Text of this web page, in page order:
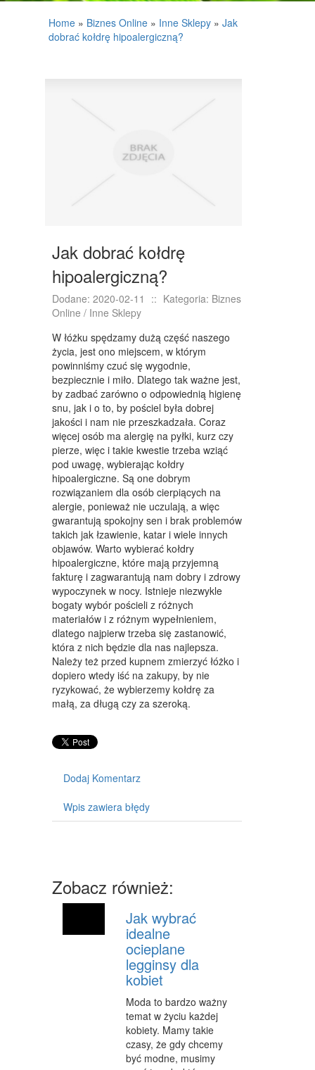
MATERIAŁY BUDOWLANE
NIERUCHOMOŚCI, DZIAŁKI
KURSY JĘZYKOWE
KURSY I SZKOLENIA
TŁUMACZENIA
BIZNES ONLINE
BIŻUTERIA
DLA DZIECI
MEBLE
WYPOSAŻENIE WNĘTRZ
WYPOSAŻENIE ŁAZIENKI
ODZIEŻ
SPORT
ELEKTRONIKA, RTV, AGD
ART. DLA ZWIERZĄT
OGRÓD, ROŚLINY
CHEMIA
ART. SPOŻYWCZE
MATERIAŁY EKSPLOATACYJNE
INNE SKLEPY
PRZEMYSŁ METALOWY
CZĘŚCI SAMOCHODOWE
WYNAJEM
USŁUGI MOTORYZACYJNE
SALONY, KOMISY
PUBLIC RELATIONS
AGENCJE REKLAMOWE
MATERIAŁY REKLAMOWE
Home » Biznes Online » Inne Sklepy » Jak
dobrać kołdrę hipoalergiczną?
Jak dobrać kołdrę
hipoalergiczną?
Dodane: 2020-02-11 :: Kategoria: Biznes
Online / Inne Sklepy
W łóżku spędzamy dużą część naszego
życia, jest ono miejscem, w którym
powinniśmy czuć się wygodnie,
bezpiecznie i miło. Dlatego tak ważne jest,
by zadbać zarówno o odpowiednią higienę
snu, jak i o to, by pościel była dobrej
jakości i nam nie przeszkadzała. Coraz
więcej osób ma alergię na pyłki, kurz czy
pierze, więc i takie kwestie trzeba wziąć
pod uwagę, wybierając kołdry
hipoalergiczne. Są one dobrym
rozwiązaniem dla osób cierpiących na
alergie, ponieważ nie uczulają, a więc
gwarantują spokojny sen i brak problemów
takich jak łzawienie, katar i wiele innych
objawów. Warto wybierać kołdry
hipoalergiczne, które mają przyjemną
fakturę i zagwarantują nam dobry i zdrowy
wypoczynek w nocy. Istnieje niezwykle
bogaty wybór pościeli z różnych
materiałów i z różnym wypełnieniem,
dlatego najpierw trzeba się zastanowić,
która z nich będzie dla nas najlepsza.
Należy też przed kupnem zmierzyć łóżko i
dopiero wtedy iść na zakupy, by nie
ryzykować, że wybierzemy kołdrę za
małą, za długą czy za szeroką.
Dodaj Komentarz
Wpis zawiera błędy
Zobacz również:
Jak wybrać
idealne
ocieplane
legginsy dla
kobiet
Moda to bardzo ważny
temat w życiu każdej
kobiety. Mamy takie
czasy, że gdy chcemy
być modne, musimy